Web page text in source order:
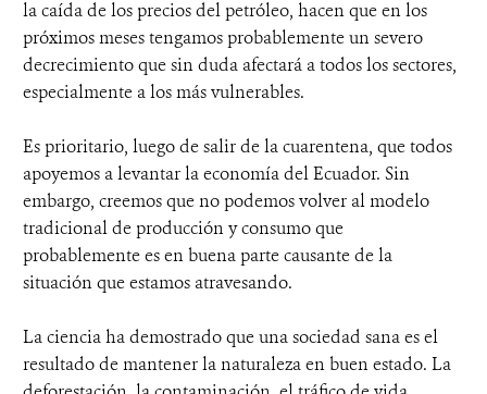
la caída de los precios del petróleo, hacen que en los
próximos meses tengamos probablemente un severo
decrecimiento que sin duda afectará a todos los sectores,
especialmente a los más vulnerables.
Es prioritario, luego de salir de la cuarentena, que todos
apoyemos a levantar la economía del Ecuador. Sin
embargo, creemos que no podemos volver al modelo
tradicional de producción y consumo que
probablemente es en buena parte causante de la
situación que estamos atravesando.
La ciencia ha demostrado que una sociedad sana es el
resultado de mantener la naturaleza en buen estado. La